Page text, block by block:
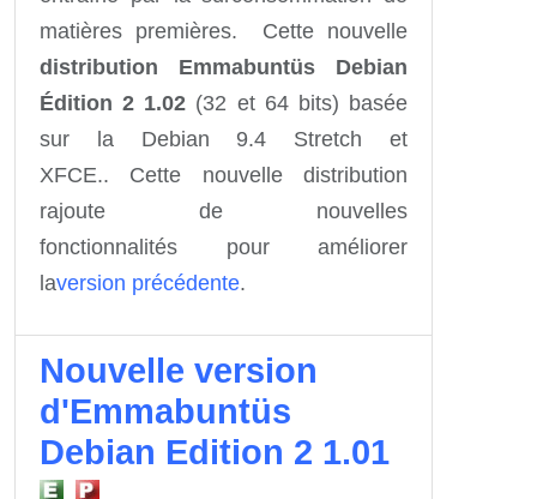
matières premières. Cette nouvelle
distribution Emmabuntüs Debian
Édition 2 1.02 (32 et 64 bits) basée
sur la Debian 9.4 Stretch et
XFCE.. Cette nouvelle distribution
rajoute de nouvelles
fonctionnalités pour améliorer
laversion précédente.
Nouvelle version
d'Emmabuntüs
Debian Edition 2 1.01